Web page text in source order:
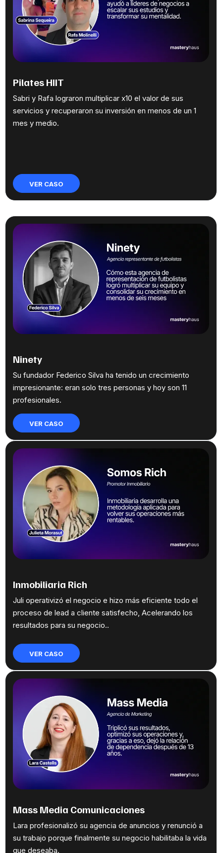
Pilates HIIT
Sabri y Rafa lograron multiplicar x10 el valor de sus
servicios y recuperaron su inversión en menos de un 1
mes y medio.
VER CASO
Ninety
Su fundador Federico Silva ha tenido un crecimiento
impresionante: eran solo tres personas y hoy son 11
profesionales.
VER CASO
Inmobiliaria Rich
Juli operativizó el negocio e hizo más eficiente todo el
proceso de lead a cliente satisfecho, Acelerando los
resultados para su negocio..
VER CASO
Mass Media Comunicaciones
Lara profesionalizó su agencia de anuncios y renunció a
su trabajo porque finalmente su negocio habilitaba la vida
que deseaba.